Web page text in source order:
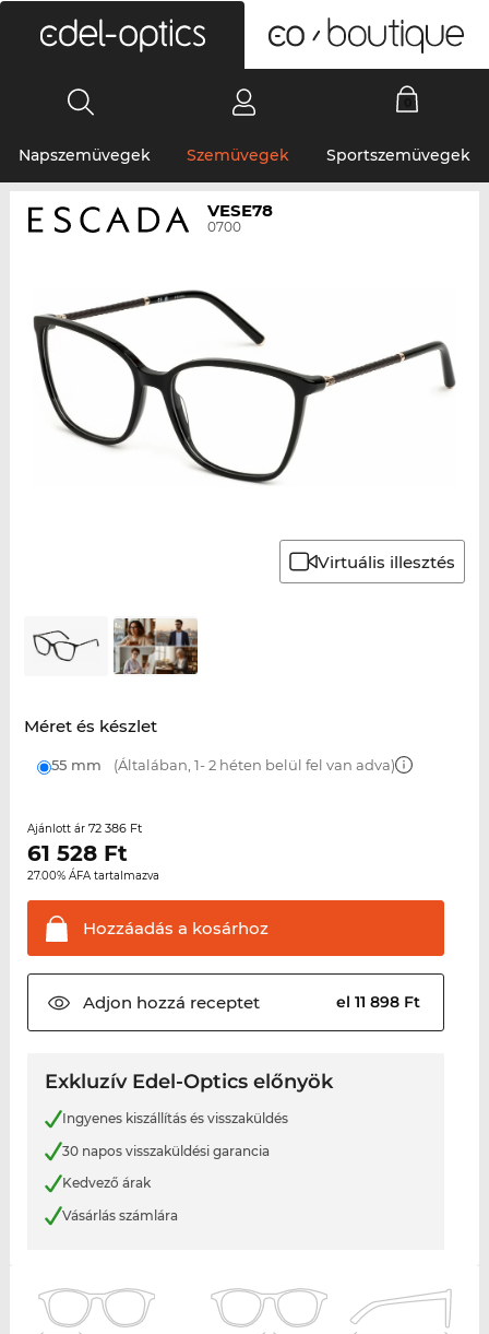
Napszemüvegek Szemüvegek Sportszemüvegek
VESE78
0700
Virtuális illesztés
Méret és készlet
55 mm (Általában, 1- 2 héten belül fel van adva)
Ajánlott ár 72 386 Ft
61 528Ft
27.00% ÁFA tartalmazva
Hozzáadás a kosárhoz
Adjon hozzá receptet el 11 898 Ft
Exkluzív Edel-Optics előnyök
Ingyenes kiszállítás és visszaküldés
30 napos visszaküldési garancia
Kedvező árak
Vásárlás számlára